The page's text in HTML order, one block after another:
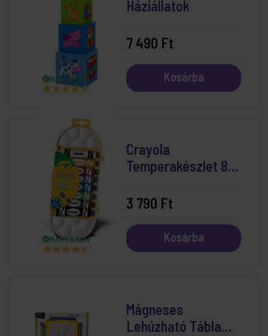
RAKTÁRON
Háziállatok
7 490 Ft
Kosárba
RAKTÁRON
Crayola
Temperakészlet 8
3 790 Ft
Kosárba
Mágneses
Lehúzható Tábla